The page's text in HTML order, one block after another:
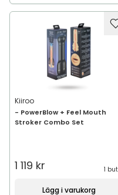
Kiiroo
- PowerBlow + Feel Mouth
Stroker Combo Set
1 119 kr 1
Lägg i varukorg